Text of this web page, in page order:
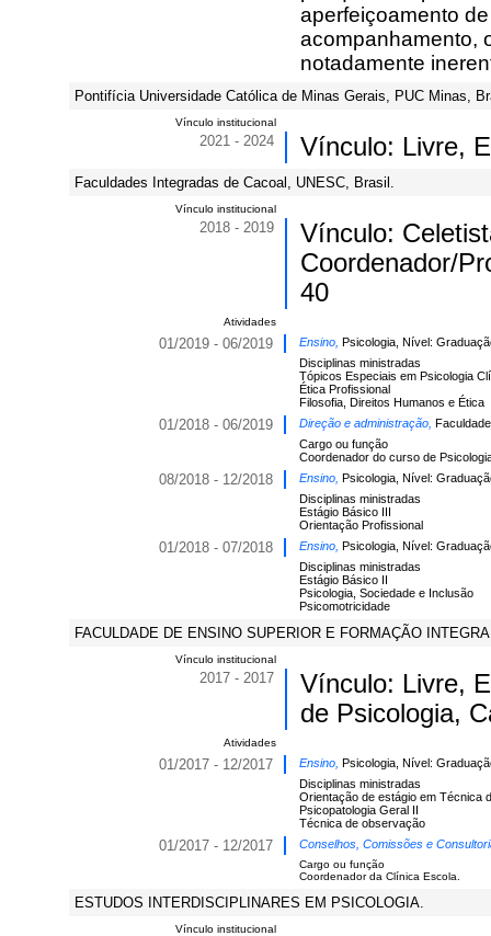
aperfeiçoamento
acompanhamento,
notadamente
Pontifícia Universidade Católica de Minas Gerais, PUC Minas,
Vínculo institucional
2021 - 2024 Vínculo: Livre,
Faculdades Integradas de Cacoal, UNESC, Brasil.
Vínculo institucional
2018 - 2019
Vínculo:
Coordenador/
40
Atividades
01/2019 - 06/2019 Ensino, Psicologia, Nível:
Disciplinas ministradas
Tópicos Especiais em Psicologia
Ética Profissional
Filosofia, Direitos Humanos e Ética
01/2018 - 06/2019 Direção e administração,
Cargo ou função
Coordenador do curso de
08/2018 - 12/2018 Ensino, Psicologia, Nível:
Disciplinas ministradas
Estágio Básico III
Orientação Profissional
01/2018 - 07/2018 Ensino, Psicologia, Nível:
Disciplinas ministradas
Estágio Básico II
Psicologia, Sociedade e Inclusão
Psicomotricidade
FACULDADE DE ENSINO SUPERIOR E FORMAÇÃO
Vínculo institucional
2017 - 2017
Vínculo: Livre,
de Psicologia,
Atividades
01/2017 - 12/2017 Ensino, Psicologia, Nível:
Disciplinas ministradas
Orientação de estágio em Técnica
Psicopatologia Geral II
Técnica de observação
01/2017 - 12/2017 Conselhos, Comissões e
Cargo ou função
Coordenador da Clínica Escola.
ESTUDOS INTERDISCIPLINARES EM PSICOLOGIA.
Vínculo institucional